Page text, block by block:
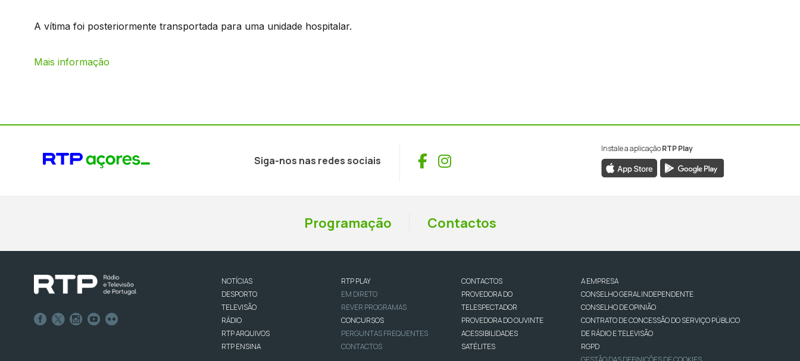
A vítima foi posteriormente transportada para uma unidade hospitalar.
Mais informação
Siga-nos nas redes sociais Facebook
Instagram
Instale a aplicaçãoRTP Play
Programação Contactos
NOTÍCIAS
DESPORTO
TELEVISÃO
RÁDIO
RTP ARQUIVOS
RTP ENSINA
RTP PLAY
EM DIRETO
REVER PROGRAMAS
CONCURSOS
PERGUNTAS FREQUENTES
CONTACTOS
CONTACTOS
PROVEDORA DO
TELESPECTADOR
PROVEDORA DO OUVINTE
ACESSIBILIDADES
SATÉLITES
A EMPRESA
CONSELHO GERAL INDEPENDENTE
CONSELHO DE OPINIÃO
CONTRATO DE CONCESSÃO DO SERVIÇO PÚBLICO
DE RÁDIO E TELEVISÃO
RGPD